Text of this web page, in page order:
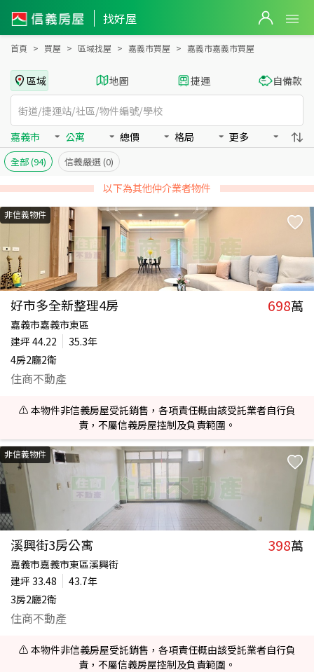
找好屋
嘉義市嘉義市買房：公寓房屋物件出售、房價分析
首頁 買屋 區域找屋 嘉義市買屋 嘉義市嘉義市買屋
區域 地圖 捷運 自備款
嘉義市 公寓 總價 格局 更多
全部(94) 信義嚴選 (0)
以下為其他仲介業者物件
非信義物件
好市多全新整理4房 698萬
嘉義市嘉義市東區
建坪 44.22
35.3年
4房2廳2衛
住商不動產
⚠️ 本物件非信義房屋受託銷售，各項責任概由該受託業者自行負
責，不屬信義房屋控制及負責範圍。
非信義物件
溪興街3房公寓 398萬
嘉義市嘉義市東區溪興街
建坪 33.48
43.7年
3房2廳2衛
住商不動產
⚠️ 本物件非信義房屋受託銷售，各項責任概由該受託業者自行負
責，不屬信義房屋控制及負責範圍。